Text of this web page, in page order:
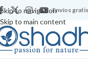
Skip to navigation
Skip to main content
Envíos